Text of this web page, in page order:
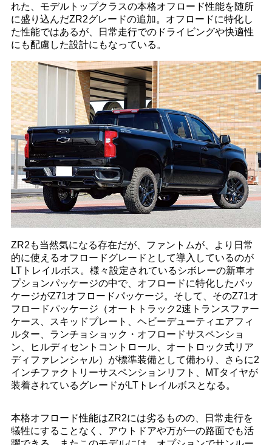
れた、モデルトップクラスの本格オフロード性能を随所
に盛り込んだZR2グレードの追加。オフロードに特化し
た性能ではあるが、日常走行でのドライビングや快適性
にも配慮した設計にもなっている。
ZR2も当然気になる存在だが、ファントムが、より日常
的に使えるオフロードグレードとして導入しているのが
LTトレイルボス。様々設定されているシボレーの新車オ
プションパッケージの中で、オフロードに特化したパッ
ケージがZ71オフロードパッケージ。そして、そのZ71オ
フロードパッケージ（オートトラック2速トランスファー
ケース、スキッドプレート、ヘビーデューティエアフィ
ルター、ランチョショック・オフロードサスペンショ
ン、ヒルディセントコントロール、オートロック式リア
ディファレンシャル）が標準装備として備わり、さらに2
インチファクトリーサスペンションリフト、MTタイヤが
装着されているグレードがLTトレイルボスとなる。
本格オフロード性能はZR2には劣るものの、日常走行を
犠牲にすることなく、アウトドアや万が一の路面でも活